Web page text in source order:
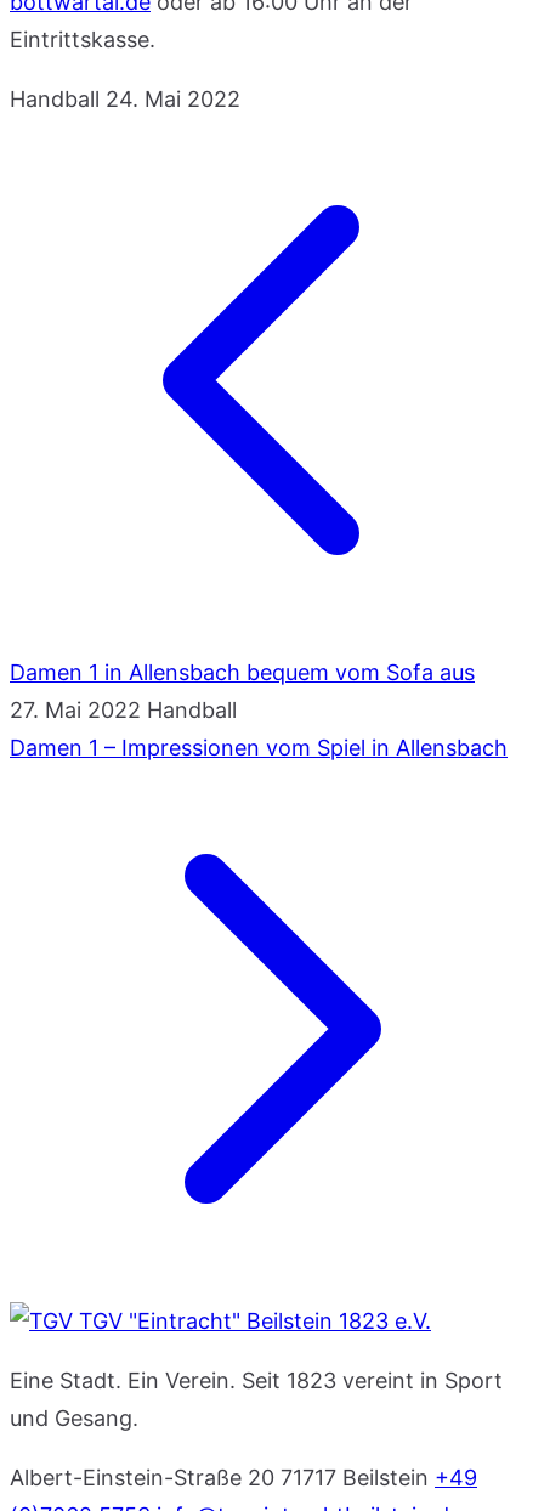
Eintrittskasse.
Handball 24. Mai 2022
Damen 1 in Allensbach bequem vom Sofa aus
27. Mai 2022 Handball
Damen 1 – Impressionen vom Spiel in Allensbach
TGV "Eintracht" Beilstein 1823 e.V.
Eine Stadt. Ein Verein. Seit 1823 vereint in Sport
und Gesang.
Albert-Einstein-Straße 20 71717 Beilstein +49